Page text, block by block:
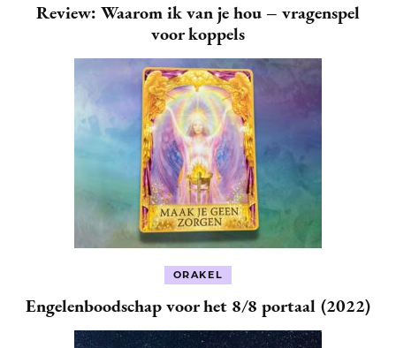
Review: Waarom ik van je hou – vragenspel
voor koppels
ORAKEL
Engelenboodschap voor het 8/8 portaal (2022)